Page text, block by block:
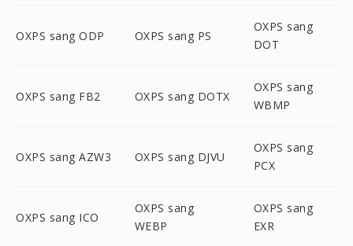
OXPS sang ODP OXPS sang PS
OXPS sang
DOT
OXPS sang FB2 OXPS sang DOTX
OXPS sang
WBMP
OXPS sang AZW3 OXPS sang DJVU
OXPS sang
PCX
OXPS sang ICO
OXPS sang
WEBP
OXPS sang
EXR